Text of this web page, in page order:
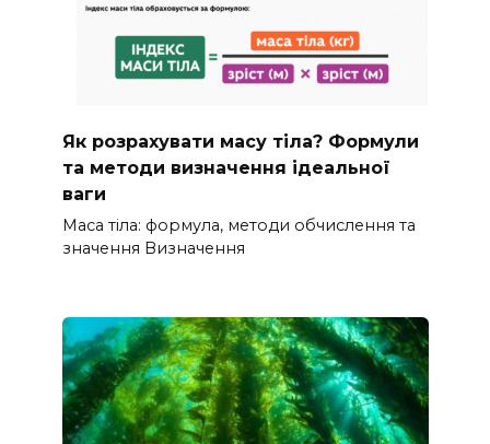
Як розрахувати масу тіла? Формули
та методи визначення ідеальної
ваги
Маса тіла: формула, методи обчислення та
значення Визначення